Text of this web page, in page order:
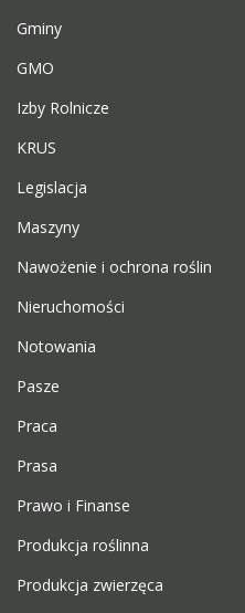
Gminy
GMO
Izby Rolnicze
KRUS
Legislacja
Maszyny
Nawożenie i ochrona roślin
Nieruchomości
Notowania
Pasze
Praca
Prasa
Prawo i Finanse
Produkcja roślinna
Produkcja zwierzęca